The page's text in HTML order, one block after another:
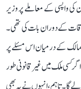
کی واپسی کے معاملے پر وزیر
کے دوران بات کی تھی۔
کے درمیان اس مسئلے پر
کسی ملک میں غیر قانونی طور